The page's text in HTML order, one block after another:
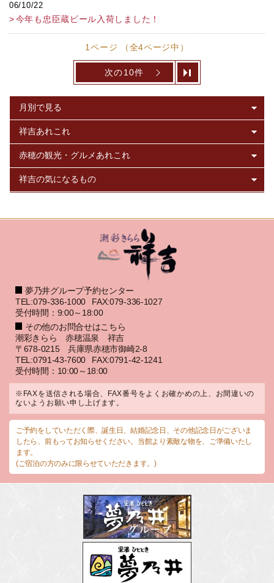
06/10/22
今年も忠臣蔵ビール入荷しました！
1ページ （全4ページ中）
次の10件
夢乃井グループ予約センター
TEL:079-336-1000
FAX:079-336-1027
受付時間：9:00～18:00
その他のお問合せはこちら
潮彩きらら 赤穂温泉 祥吉
〒678-0215 兵庫県赤穂市御崎2-8
TEL:0791-43-7600
FAX:0791-42-1241
受付時間：10:00～18:00
※FAXを送信される場合、FAX番号をよくお確かめの上、お間違いの
ないようお願い申し上げます。
ご予約をしていただく際、誕生日、結婚記念日、その他記念日がございま
したら、前もってお知らせください。当館より素敵な物を、ご準備いたし
ます。
(ご宿泊の方のみに限らせていただきます。)